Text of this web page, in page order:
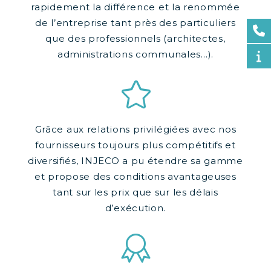
rapidement la différence et la renommée
de l’entreprise tant près des particuliers
que des professionnels (architectes,
administrations communales…).
Grâce aux relations privilégiées avec nos
fournisseurs toujours plus compétitifs et
diversifiés, INJECO a pu étendre sa gamme
et propose des conditions avantageuses
tant sur les prix que sur les délais
d’exécution.